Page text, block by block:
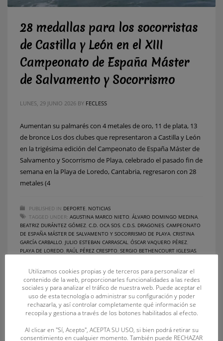
28 medallas para los socorristas
de Castilla y León en el XIII
Campeonato de España Máster
de Salvamento y Socorrismo
LUNES, 29 JUNIO 2026 BY FECLESS
Aumentan su palmarés con 4 metales de oro, 11 de plata, 13
de bronce Los dos clubes que representaron a Castilla y León
en la trigésima edición del Campeonato de España Máster de
Salvamento y Socorrismo de Playa, celebrado el pasado fin de
semana en la Playa de Loredo, Cantabria, regresaron con 28
metales (4
PUBLISHED IN DEPORTE NOTICIAS
TAGGED UNDER: AGUSTINA MARCO NIETO ÁLVARO DOMINGO MEDINA
BEATRIZ DURÁNTEZ GÓMEZ C.D. OCA SOS C.D.S. DRAGONES CAMPEONATO
DE ESPAÑA MÁSTER DE SALVAMENTO Y SOCORRISMO DE PLAYA CRISTINA
GARCÍA CARBALLO JULIO ESTEBAN CARRASCAL ÓSCAR VAQUERO PÉREZ
PLAYA DE LOREDO RAÚL PÉREZ CRESPTO SERGIO BETHENCOURT IGLESIAS
Utilizamos cookies propias y de terceros para personalizar el
contenido de la web, proporcionarles funcionalidades a las redes
sociales y para analizar el tráfico de nuestra web. Puede aceptar el
uso de esta tecnología o administrar su configuración y poder
rechazarla, y así controlar completamente qué información se
recopila y gestiona a través de los botones habilitados al efecto.
Al clicar en "Sí, Acepto", ACEPTA SU USO, si bien podrá retirar su
consentimiento en cualquier momento. También puede RECHAZAR